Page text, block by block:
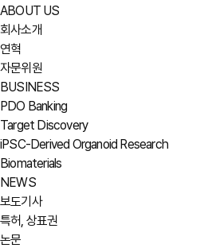
ABOUT US
회사소개
연혁
자문위원
BUSINESS
PDO Banking
Target Discovery
iPSC-Derived Organoid Research
Biomaterials
NEWS
보도기사
특허, 상표권
논문